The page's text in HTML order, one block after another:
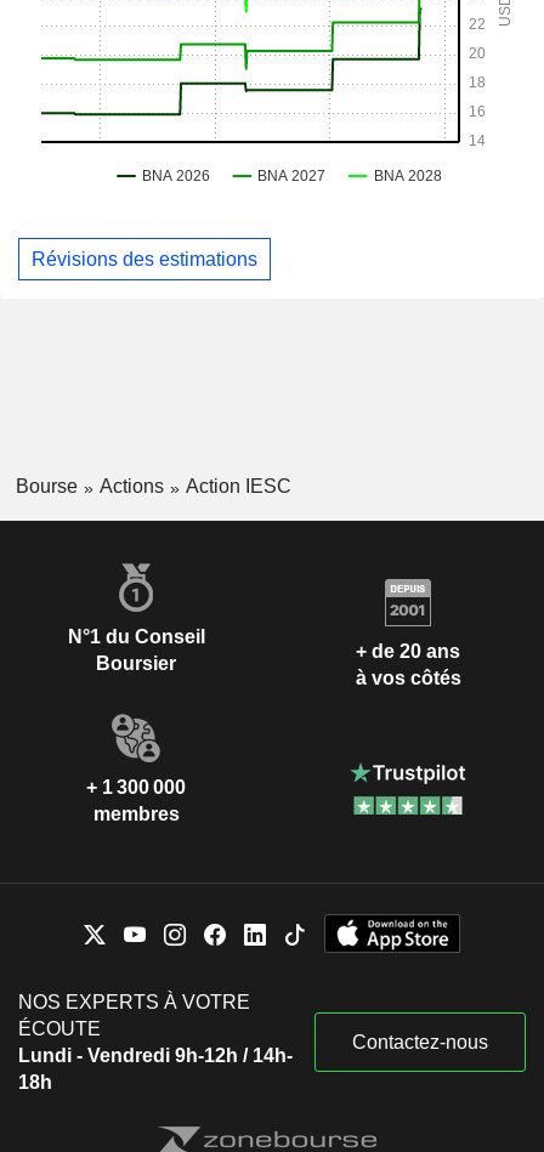
Révisions des estimations
Bourse Actions Action IESC
N°1 du Conseil
Boursier
+ de 20 ans
à vos côtés
+ 1 300 000
membres
NOS EXPERTS À VOTRE
ÉCOUTE
Lundi - Vendredi 9h-12h / 14h-
18h
Contactez-nous